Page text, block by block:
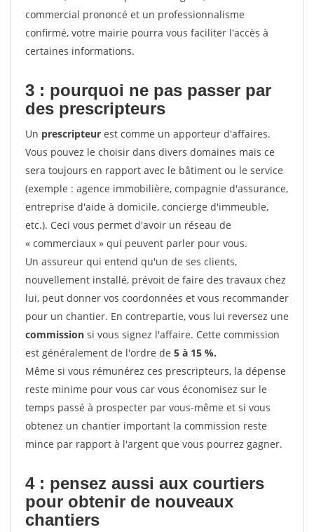
commercial prononcé et un professionnalisme
confirmé, votre mairie pourra vous faciliter l'accès à
certaines informations.
3 : pourquoi ne pas passer par
des prescripteurs
Un prescripteur est comme un apporteur d'affaires.
Vous pouvez le choisir dans divers domaines mais ce
sera toujours en rapport avec le bâtiment ou le service
(exemple : agence immobilière, compagnie d'assurance,
entreprise d'aide à domicile, concierge d'immeuble,
etc.). Ceci vous permet d'avoir un réseau de
« commerciaux » qui peuvent parler pour vous.
Un assureur qui entend qu'un de ses clients,
nouvellement installé, prévoit de faire des travaux chez
lui, peut donner vos coordonnées et vous recommander
pour un chantier. En contrepartie, vous lui reversez une
commission si vous signez l'affaire. Cette commission
est généralement de l'ordre de 5 à 15 %.
Même si vous rémunérez ces prescripteurs, la dépense
reste minime pour vous car vous économisez sur le
temps passé à prospecter par vous-même et si vous
obtenez un chantier important la commission reste
mince par rapport à l'argent que vous pourrez gagner.
4 : pensez aussi aux courtiers
pour obtenir de nouveaux
chantiers